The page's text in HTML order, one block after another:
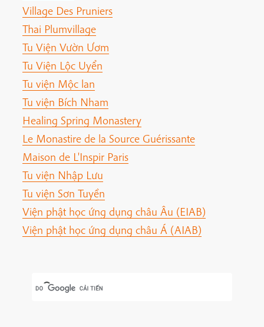
Village Des Pruniers
Thai Plumvillage
Tu Viện Vườn Ươm
Tu Viện Lộc Uyển
Tu viện Mộc lan
Tu viện Bích Nham
Healing Spring Monastery
Le Monastire de la Source Guérissante
Maison de L'Inspir Paris
Tu viện Nhập Lưu
Tu viện Sơn Tuyền
Viện phật học ứng dụng châu Âu (EIAB)
Viện phật học ứng dụng châu Á (AIAB)